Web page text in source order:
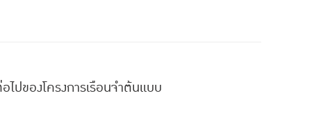
ปของโครงการเรือนจำต้นแบบ